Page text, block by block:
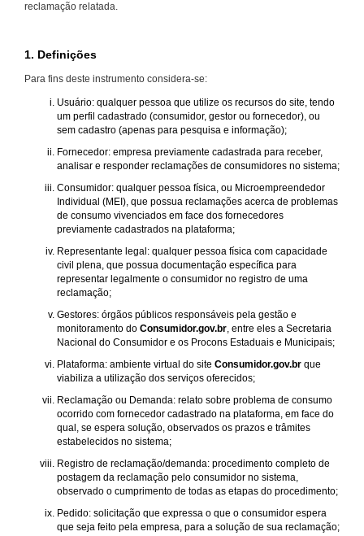
reclamação relatada.
1. Definições
Para fins deste instrumento considera-se:
Usuário: qualquer pessoa que utilize os recursos do site, tendo
um perfil cadastrado (consumidor, gestor ou fornecedor), ou
sem cadastro (apenas para pesquisa e informação);
Fornecedor: empresa previamente cadastrada para receber,
analisar e responder reclamações de consumidores no sistema;
Consumidor: qualquer pessoa física, ou Microempreendedor
Individual (MEI), que possua reclamações acerca de problemas
de consumo vivenciados em face dos fornecedores
previamente cadastrados na plataforma;
Representante legal: qualquer pessoa física com capacidade
civil plena, que possua documentação específica para
representar legalmente o consumidor no registro de uma
reclamação;
Gestores: órgãos públicos responsáveis pela gestão e
monitoramento do Consumidor.gov.br, entre eles a Secretaria
Nacional do Consumidor e os Procons Estaduais e Municipais;
Plataforma: ambiente virtual do site Consumidor.gov.br que
viabiliza a utilização dos serviços oferecidos;
Reclamação ou Demanda: relato sobre problema de consumo
ocorrido com fornecedor cadastrado na plataforma, em face do
qual, se espera solução, observados os prazos e trâmites
estabelecidos no sistema;
Registro de reclamação/demanda: procedimento completo de
postagem da reclamação pelo consumidor no sistema,
observado o cumprimento de todas as etapas do procedimento;
Pedido: solicitação que expressa o que o consumidor espera
que seja feito pela empresa, para a solução de sua reclamação;